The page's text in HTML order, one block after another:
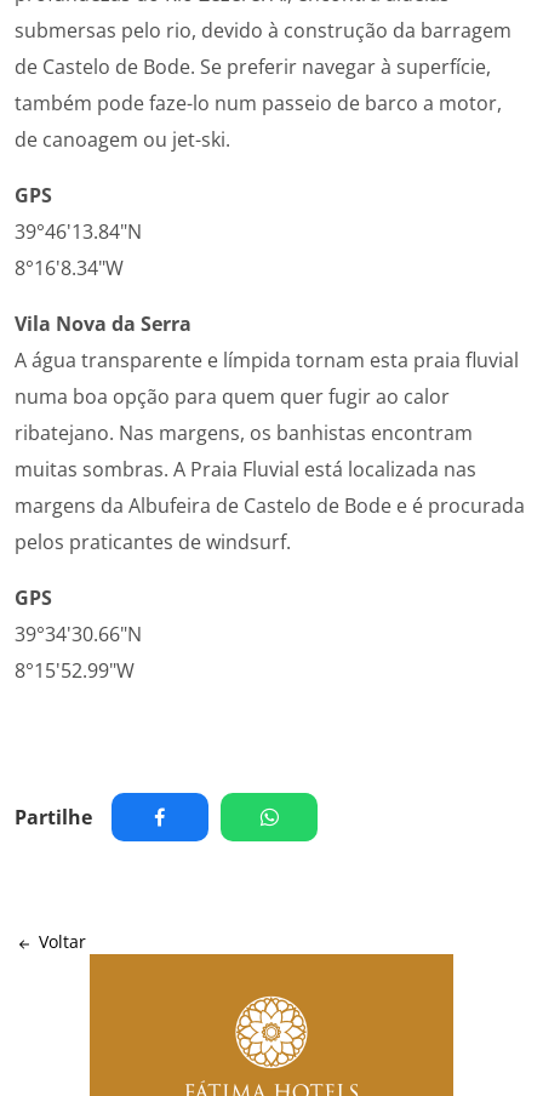
submersas pelo rio, devido à construção da barragem
de Castelo de Bode. Se preferir navegar à superfície,
também pode faze-lo num passeio de barco a motor,
de canoagem ou jet-ski.
GPS
39°46'13.84"N
8°16'8.34"W
Vila Nova da Serra
A água transparente e límpida tornam esta praia fluvial
numa boa opção para quem quer fugir ao calor
ribatejano. Nas margens, os banhistas encontram
muitas sombras. A Praia Fluvial está localizada nas
margens da Albufeira de Castelo de Bode e é procurada
pelos praticantes de windsurf.
GPS
39°34'30.66"N
8°15'52.99"W
Partilhe
Voltar